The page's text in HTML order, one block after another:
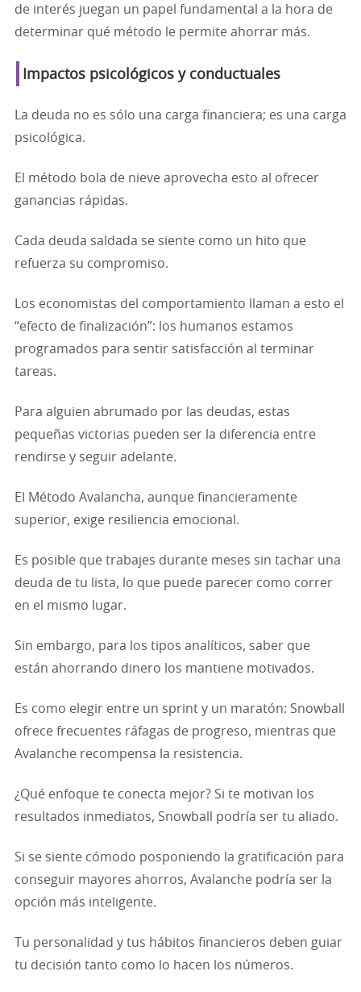
de interés juegan un papel fundamental a la hora de
determinar qué método le permite ahorrar más.
Impactos psicológicos y conductuales
La deuda no es sólo una carga financiera; es una carga
psicológica.
El método bola de nieve aprovecha esto al ofrecer
ganancias rápidas.
Cada deuda saldada se siente como un hito que
refuerza su compromiso.
Los economistas del comportamiento llaman a esto el
“efecto de finalización”: los humanos estamos
programados para sentir satisfacción al terminar
tareas.
Para alguien abrumado por las deudas, estas
pequeñas victorias pueden ser la diferencia entre
rendirse y seguir adelante.
El Método Avalancha, aunque financieramente
superior, exige resiliencia emocional.
Es posible que trabajes durante meses sin tachar una
deuda de tu lista, lo que puede parecer como correr
en el mismo lugar.
Sin embargo, para los tipos analíticos, saber que
están ahorrando dinero los mantiene motivados.
Es como elegir entre un sprint y un maratón: Snowball
ofrece frecuentes ráfagas de progreso, mientras que
Avalanche recompensa la resistencia.
¿Qué enfoque te conecta mejor? Si te motivan los
resultados inmediatos, Snowball podría ser tu aliado.
Si se siente cómodo posponiendo la gratificación para
conseguir mayores ahorros, Avalanche podría ser la
opción más inteligente.
Tu personalidad y tus hábitos financieros deben guiar
tu decisión tanto como lo hacen los números.